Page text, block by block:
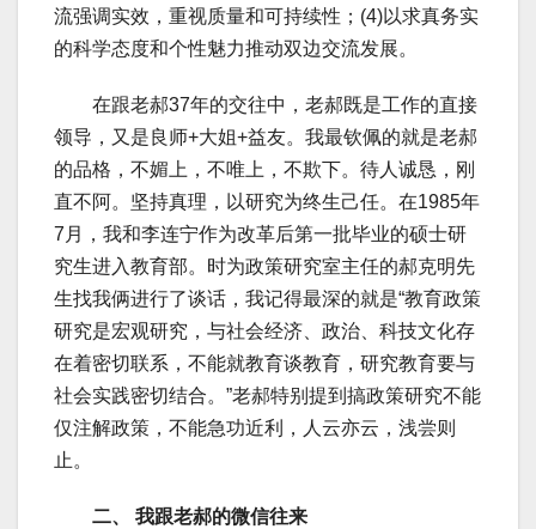
流强调实效，重视质量和可持续性；(4)以求真务实
的科学态度和个性魅力推动双边交流发展。
在跟老郝37年的交往中，老郝既是工作的直接
领导，又是良师+大姐+益友。我最钦佩的就是老郝
的品格，不媚上，不唯上，不欺下。待人诚恳，刚
直不阿。坚持真理，以研究为终生己任。在1985年
7月，我和李连宁作为改革后第一批毕业的硕士研
究生进入教育部。时为政策研究室主任的郝克明先
生找我俩进行了谈话，我记得最深的就是“教育政策
研究是宏观研究，与社会经济、政治、科技文化存
在着密切联系，不能就教育谈教育，研究教育要与
社会实践密切结合。”老郝特别提到搞政策研究不能
仅注解政策，不能急功近利，人云亦云，浅尝则
止。
二、 我跟老郝的微信往来